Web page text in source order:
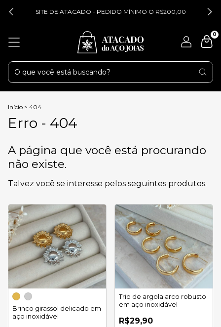
SITE DE ATACADO - PEDIDO MÍNIMO O R$200,00
0
Início > 404
Erro - 404
A página que você está procurando
não existe.
Talvez você se interesse pelos seguintes produtos.
Brinco girassol delicado em
aço inoxidável
Trio de argola arco robusto
em aço inoxidável
R$29,90